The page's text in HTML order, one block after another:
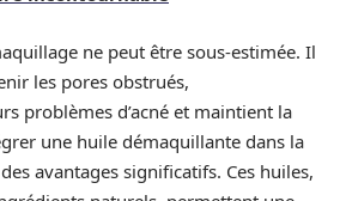
ne peut être sous-estimée. Il
les pores obstrués,
problèmes d’acné et maintient la
une huile démaquillante dans la
avantages significatifs. Ces huiles,